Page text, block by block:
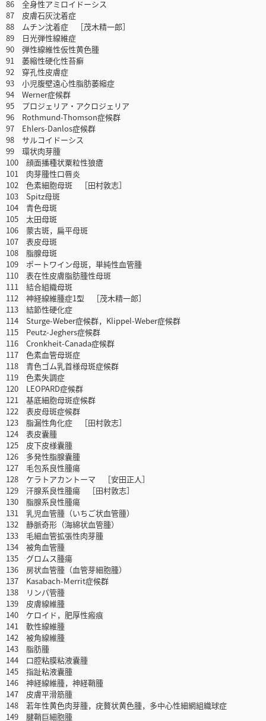
86 全身性アミロイドーシス
87 皮膚石灰沈着症
88 ムチン沈着症 ［茂木精一郎］
89 日光弾性線維症
90 弾性線維性仮性黄色腫
91 萎縮性硬化性苔癬
92 穿孔性皮膚症
93 小児腹壁遠心性脂肪萎縮症
94 Werner症候群
95 プロジェリア・アクロジェリア
96 Rothmund-Thomson症候群
97 Ehlers-Danlos症候群
98 サルコイドーシス
99 環状肉芽腫
100 顔面播種状粟粒性狼瘡
101 肉芽腫性口唇炎
102 色素細胞母斑 ［田村敦志］
103 Spitz母斑
104 青色母斑
105 太田母斑
106 蒙古斑，扁平母斑
107 表皮母斑
108 脂腺母斑
109 ポートワイン母斑，単純性血管腫
110 表在性皮膚脂肪腫性母斑
111 結合組織母斑
112 神経線維腫症1型 ［茂木精一郎］
113 結節性硬化症
114 Sturge-Weber症候群，Klippel-Weber症候群
115 Peutz-Jeghers症候群
116 Cronkheit-Canada症候群
117 色素血管母斑症
118 青色ゴム乳首様母斑症候群
119 色素失調症
120 LEOPARD症候群
121 基底細胞母斑症候群
122 表皮母斑症候群
123 脂漏性角化症 ［田村敦志］
124 表皮囊腫
125 皮下皮様囊腫
126 多発性脂腺囊腫
127 毛包系良性腫瘍
128 ケラトアカントーマ ［安田正人］
129 汗腺系良性腫瘍 ［田村敦志］
130 脂腺系良性腫瘍
131 乳児血管腫（いちご状血管腫）
132 静脈奇形（海綿状血管腫）
133 毛細血管拡張性肉芽腫
134 被角血管腫
135 グロムス腫瘍
136 房状血管腫（血管芽細胞腫）
137 Kasabach-Merrit症候群
138 リンパ管腫
139 皮膚線維腫
140 ケロイド，肥厚性瘢痕
141 軟性線維腫
142 被角線維腫
143 脂肪腫
144 口腔粘膜粘液囊腫
145 指趾粘液囊腫
146 神経線維腫，神経鞘腫
147 皮膚平滑筋腫
148 若年性黄色肉芽腫，疣贅状黄色腫，多中心性細網組織球症
149 腱鞘巨細胞腫